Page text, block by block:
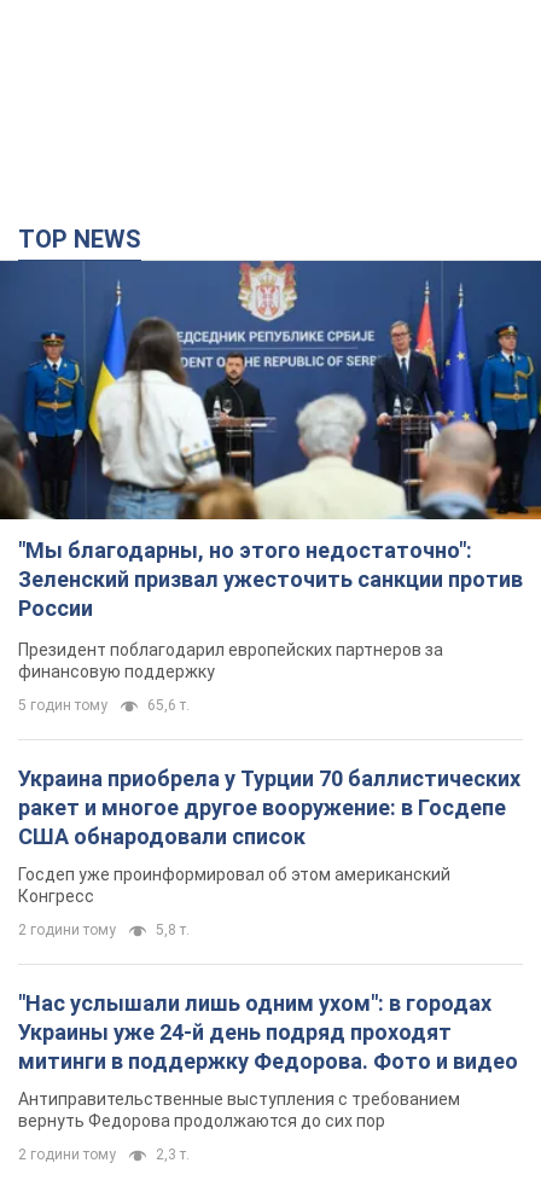
TOP NEWS
"Мы благодарны, но этого недостаточно":
Зеленский призвал ужесточить санкции против
России
Президент поблагодарил европейских партнеров за
финансовую поддержку
5 годин тому 65,6 т.
Украина приобрела у Турции 70 баллистических
ракет и многое другое вооружение: в Госдепе
США обнародовали список
Госдеп уже проинформировал об этом американский
Конгресс
2 години тому 5,8 т.
"Нас услышали лишь одним ухом": в городах
Украины уже 24-й день подряд проходят
митинги в поддержку Федорова. Фото и видео
Антиправительственные выступления с требованием
вернуть Федорова продолжаются до сих пор
2 години тому 2,3 т.